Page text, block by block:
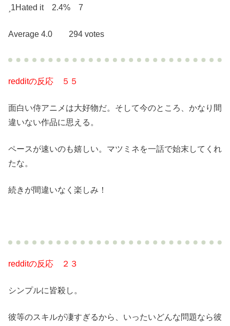
1Hated it 2.4% 7
Average 4.0 294 votes
redditの反応 ５５
面白い侍アニメは大好物だ。そして今のところ、かなり間
違いない作品に思える。
ペースが速いのも嬉しい。マツミネを一話で始末してくれ
たな。
続きが間違いなく楽しみ！
redditの反応 ２３
シンプルに皆殺し。
彼等のスキルが凄すぎるから、いったいどんな問題なら彼